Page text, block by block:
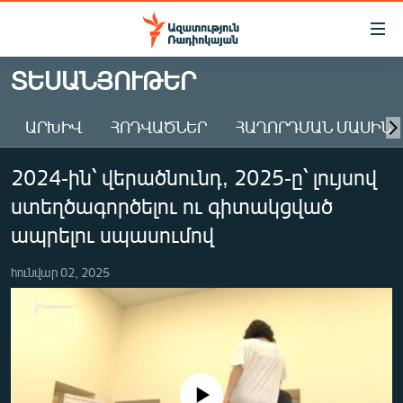
Մատչելիության
Անցնել
հիմնական
Անցնել
հիմնական
մենյուին
Որոնում
ԱԶԱՏՈՒԹՅՈՒՆ TV
ՀԱՅԱՍՏԱՆ
ԸՆՏՐՈՒԹՅՈՒՆՆԵՐ 2026
ԻՐԱՎՈՒՆՔ
ՏՆՏԵՍՈՒԹՅՈՒՆ
ՏԱՐԱԾԱՇՐՋԱՆ
ՏԵՍԱՆՅՈՒԹԵՐ
ԱՐԽԻՎ ՀՈԴՎԱԾՆԵՐ ՀԱՂՈՐԴՄԱՆ ՄԱՍԻՆ
2024-ին՝ վերածնունդ, 2025-ը՝ լույսով
ստեղծագործելու ու գիտակցված
ապրելու սպասումով
հունվար 02, 2025
No media source currently available